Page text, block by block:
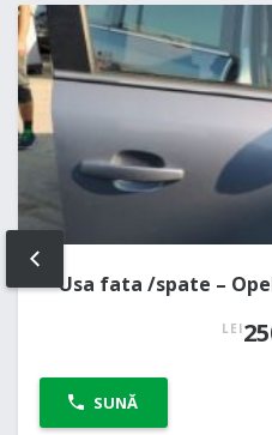
Usa fata /spate –
LEI
SUNĂ
PREV